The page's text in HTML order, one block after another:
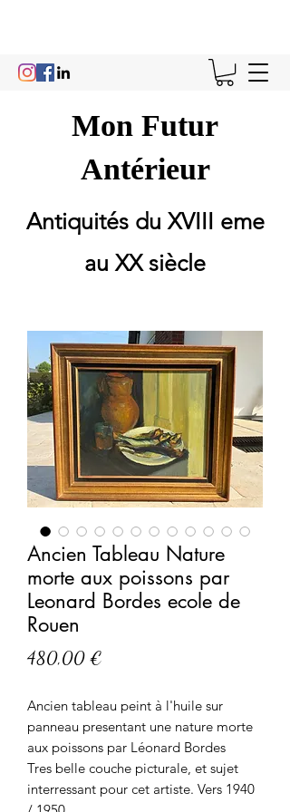
Mon Futur
Antérieur
Antiquités du XVIII eme
au XX siècle
Ancien Tableau Nature
morte aux poissons par
Leonard Bordes ecole de
Rouen
480,00 €
Ancien tableau peint à l'huile sur
panneau presentant une nature morte
aux poissons par Léonard Bordes
Tres belle couche picturale, et sujet
interressant pour cet artiste. Vers 1940